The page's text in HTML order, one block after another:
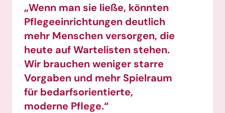
„Wenn man sie ließe, könnten
Pflegeeinrichtungen deutlich
mehr Menschen versorgen, die
heute auf Wartelisten stehen.
Wir brauchen weniger starre
Vorgaben und mehr Spielraum
für bedarfsorientierte,
moderne Pflege.“